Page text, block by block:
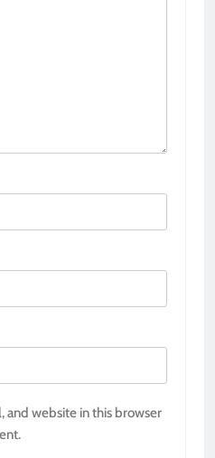
and website in this browser